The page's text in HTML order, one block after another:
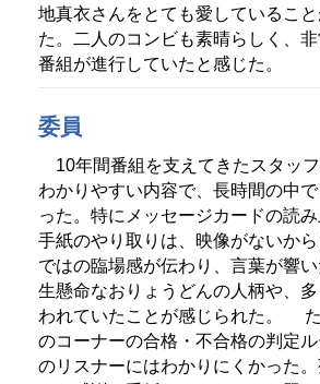
地真衣さんをとても愛しているこ
た。二人のコンビも素晴らしく、
番組が進行していたと感じた。
委員
10年間番組を支えてきたスタッフ
わかりやすい内容で、長時間の中
った。特にメッセージカードの読
手紙のやり取りは、映像がないか
ではの臨場感が伝わり、言葉が響
生懸命なおりょうどんの人柄や、
われていたことが感じられた。
た
のコーナーの合格・不合格の判定
のリスナーにはわかりにくかった